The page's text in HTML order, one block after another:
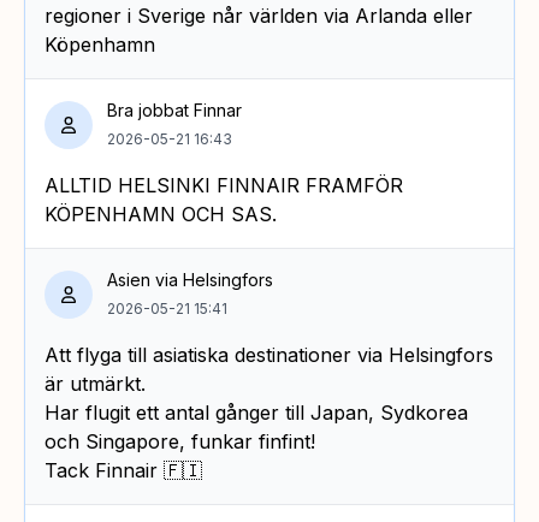
regioner i Sverige når världen via Arlanda eller
Köpenhamn
Bra jobbat Finnar
2026-05-21 16:43
ALLTID HELSINKI FINNAIR FRAMFÖR
KÖPENHAMN OCH SAS.
Asien via Helsingfors
2026-05-21 15:41
Att flyga till asiatiska destinationer via Helsingfors
är utmärkt.
Har flugit ett antal gånger till Japan, Sydkorea
och Singapore, funkar finfint!
Tack Finnair 🇫🇮